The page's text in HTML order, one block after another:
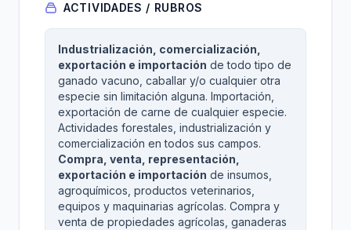
ACTIVIDADES / RUBROS
Industrialización, comercialización,
exportación e importación de todo tipo de
ganado vacuno, caballar y/o cualquier otra
especie sin limitación alguna. Importación,
exportación de carne de cualquier especie.
Actividades forestales, industrialización y
comercialización en todos sus campos.
Compra, venta, representación,
exportación e importación de insumos,
agroquímicos, productos veterinarios,
equipos y maquinarias agrícolas. Compra y
venta de propiedades agrícolas, ganaderas